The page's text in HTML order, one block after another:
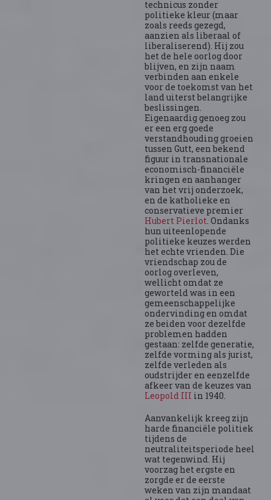
technicus zonder
politieke kleur (maar
zoals reeds gezegd,
aanzien als liberaal of
liberaliserend). Hij zou
het de hele oorlog door
blijven, en zijn naam
verbinden aan enkele
voor de toekomst van het
land uiterst belangrijke
beslissingen.
Eigenaardig genoeg zou
er een erg goede
verstandhouding groeien
tussen Gutt, een bekend
figuur in transnationale
economisch-financiële
kringen en aanhanger
van het vrij onderzoek,
en de katholieke en
conservatieve premier
Hubert Pierlot. Ondanks
hun uiteenlopende
politieke keuzes werden
het echte vrienden. Die
vriendschap zou de
oorlog overleven,
wellicht omdat ze
geworteld was in een
gemeenschappelijke
ondervinding en omdat
ze beiden voor dezelfde
problemen hadden
gestaan: zelfde generatie,
zelfde vorming als jurist,
zelfde verleden als
oudstrijder en eenzelfde
afkeer van de keuzes van
Leopold III in 1940.
Aanvankelijk kreeg zijn
harde financiële politiek
tijdens de
neutraliteitsperiode heel
wat tegenwind. Hij
voorzag het ergste en
zorgde er de eerste
weken van zijn mandaat